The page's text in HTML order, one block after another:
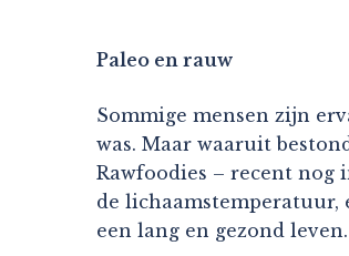
Paleo en rauw
Sommige mensen zijn
was. Maar waaruit
Rawfoodies – recent nog
de lichaamstemperatuur,
een lang en gezond leven.